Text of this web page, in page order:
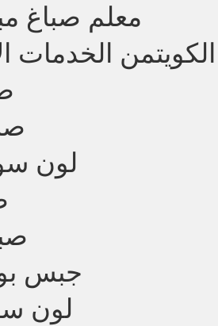
معلم صباغ
لون
جبس
لون